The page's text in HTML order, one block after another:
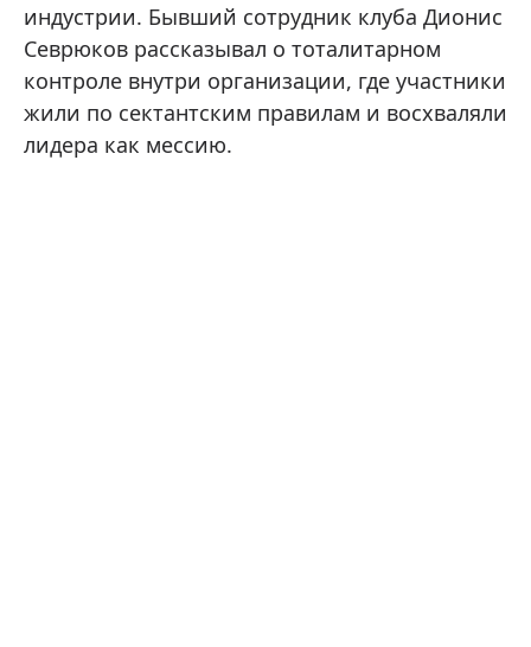
индустрии. Бывший сотрудник клуба Дионис
Севрюков рассказывал о тоталитарном
контроле внутри организации, где участники
жили по сектантским правилам и восхваляли
лидера как мессию.